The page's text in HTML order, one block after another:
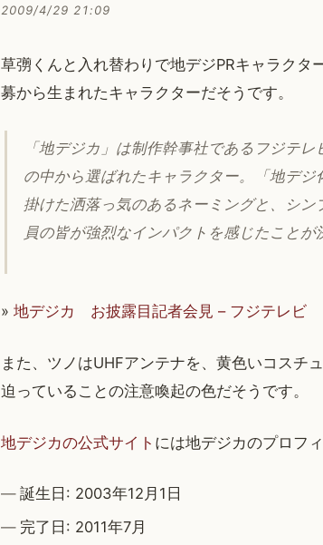
2009/4/29 21:09
草彅くんと入れ替わりで地デジPRキャラクタ
募から生まれたキャラクターだそうです。
「地デジカ」は制作幹事社であるフジテ
の中から選ばれたキャラクター。「地デ
掛けた洒落っ気のあるネーミングと、シ
員の皆が強烈なインパクトを感じたことが
» 地デジカ お披露目記者会見 – フジテレビ
また、ツノはUHFアンテナを、黄色いコスチ
迫っていることの注意喚起の色だそうです。
地デジカの公式サイト には地デジカのプロフ
誕生日: 2003年12月1日
完了日: 2011年7月